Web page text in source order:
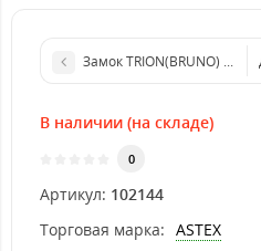
Замок TRION(BRUNO)
В наличии (на складе)
0
Артикул: 102144
Торговая марка: ASTEX